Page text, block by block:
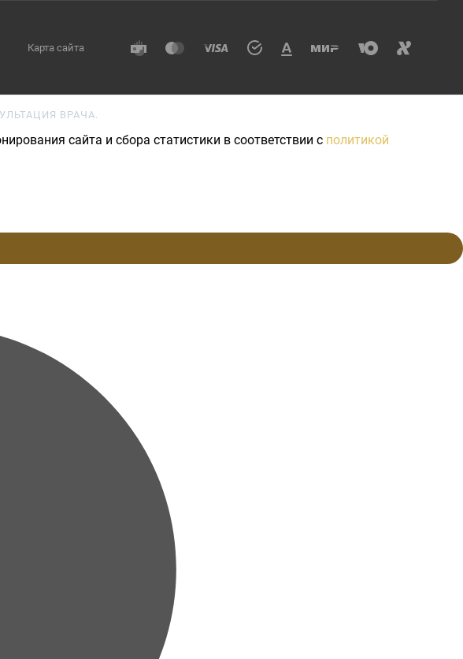
Карта сайта
ВРАЧА.
сайта и сбора статистики в соответствии с политикой